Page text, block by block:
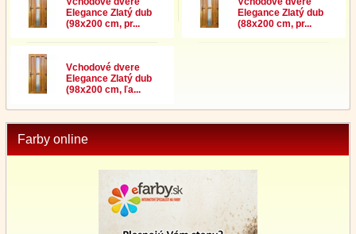
Elegance Zlatý dub
(98x200 cm, pr...
Elegance Zlatý dub
(88x200 cm, pr...
Vchodové dvere
Elegance Zlatý dub
(98x200 cm, ľa...
Farby online